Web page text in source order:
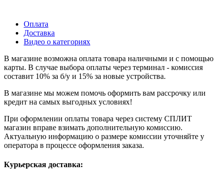
Оплата
Доставка
Видео о категориях
В магазине возможна оплата товара наличными и с помощью
карты. В случае выбора оплаты через терминал - комиссия
составит 10% за б/у и 15% за новые устройства.
В магазине мы можем помочь оформить вам рассрочку или
кредит на самых выгодных условиях!
При оформлении оплаты товара через систему СПЛИТ
магазин вправе взимать дополнительную комиссию.
Актуальную информацию о размере комиссии уточняйте у
оператора в процессе оформления заказа.
Курьерская доставка: